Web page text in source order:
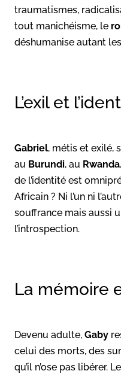
traumatismes,
tout manichéisme, le
déshumanise autant
L’exil et
Gabriel, métis et exilé,
au Burundi, au Rwanda
de l’identité est
Africain ? Ni l’un ni
souffrance mais aussi
l’introspection.
La mémoire
Devenu adulte, Gaby
celui des morts, des
qu’il n’ose pas libérer. Le